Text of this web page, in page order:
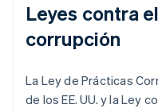
Leyes contra
corrupción
La Ley de Prácticas
de los EE. UU. y la Ley